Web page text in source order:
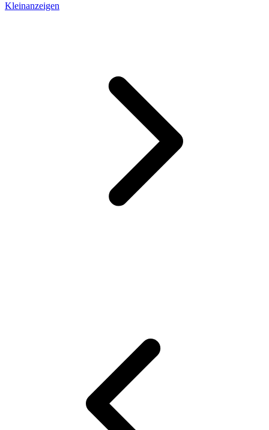
Kleinanzeigen